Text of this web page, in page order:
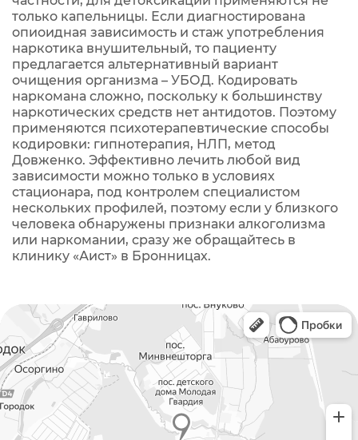
только капельницы. Если диагностирована
опиоидная зависимость и стаж употребления
наркотика внушительный, то пациенту
предлагается альтернативный вариант
очищения организма – УБОД. Кодировать
наркомана сложно, поскольку к большинству
наркотических средств нет антидотов. Поэтому
применяются психотерапевтические способы
кодировки: гипнотерапия, НЛП, метод
Довженко. Эффективно лечить любой вид
зависимости можно только в условиях
стационара, под контролем специалистом
нескольких профилей, поэтому если у близкого
человека обнаружены признаки алкоголизма
или наркомании, сразу же обращайтесь в
клинику «Аист» в Бронницах.